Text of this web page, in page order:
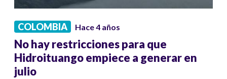
COLOMBIA Hace 4 años
No hay restricciones para que
Hidroituango empiece a generar en
julio